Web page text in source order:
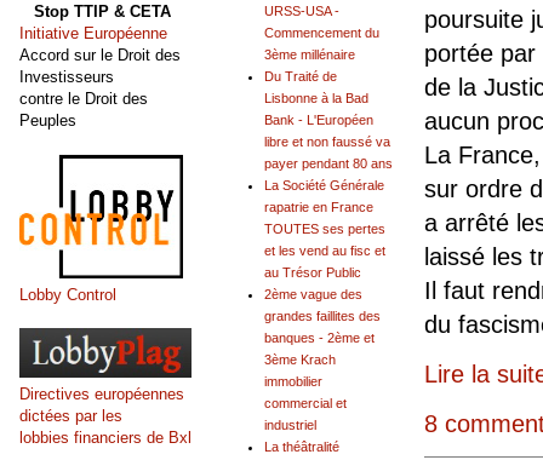
poursuite
portée par
de la
aucun
La
sur ordre
a arrêté
laissé les
Il faut
du
Lire la
8
URSS-USA -
Commencement du
3ème millénaire
Du Traité de
Lisbonne à la Bad
Bank - L'Européen
libre et non faussé va
payer pendant 80 ans
La Société Générale
rapatrie en France
TOUTES ses pertes
et les vend au fisc et
au Trésor Public
2ème vague des
grandes faillites des
banques - 2ème et
3ème Krach
immobilier
commercial et
industriel
La théâtralité
Stop TTIP & CETA
Initiative Européenne
Accord sur le Droit des
Investisseurs
contre le Droit des
Peuples
Lobby Control
Directives européennes
dictées par les
lobbies financiers de Bxl